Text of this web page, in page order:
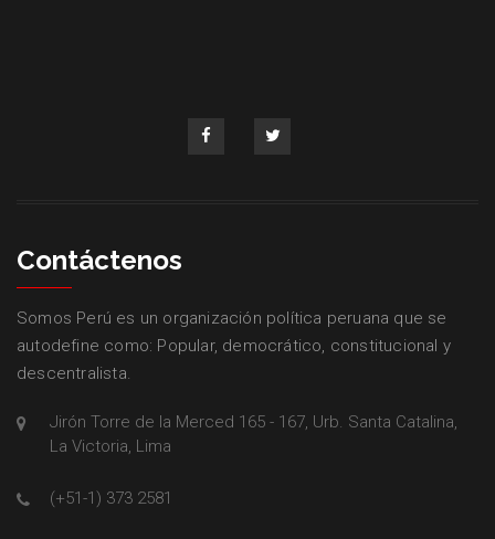
Contáctenos
Somos Perú es un organización política peruana que se
autodefine como: Popular, democrático, constitucional y
descentralista.
Jirón Torre de la Merced 165 - 167, Urb. Santa Catalina,
La Victoria, Lima
(+51-1) 373 2581